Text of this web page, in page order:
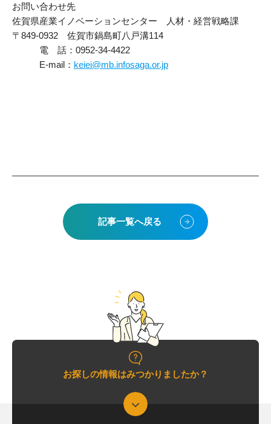
お問い合わせ先
佐賀県産業イノベーションセンター 人材・経営戦略課
〒849-0932 佐賀市鍋島町八戸溝114
電 話：0952-34-4422
E-mail： keiei@mb.infosaga.or.jp
記事一覧へ戻る
お探しの情報はみつかりましたか？